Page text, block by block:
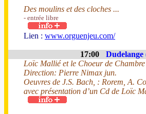
Des moulins et des cloches ...
- entrée libre
Lien : www.orguenjeu.com/
17:00
Loïc Mallié et le Choeur de
Direction: Pierre Nimax jun.
Oeuvres de J.S. Bach, : Rorem, A.
avec présentation d’un Cd de Loïc